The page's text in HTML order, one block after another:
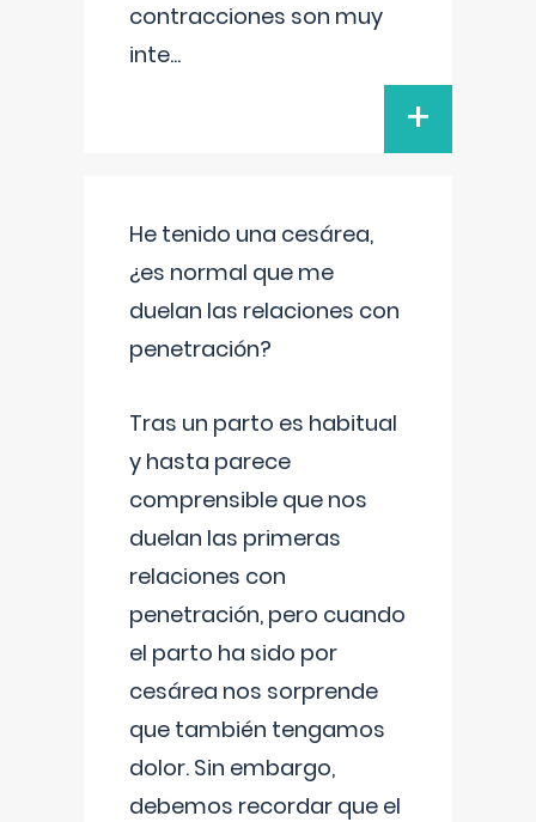
contracciones son muy
inte...
+
He tenido una cesárea,
¿es normal que me
duelan las relaciones con
penetración?
Tras un parto es habitual
y hasta parece
comprensible que nos
duelan las primeras
relaciones con
penetración, pero cuando
el parto ha sido por
cesárea nos sorprende
que también tengamos
dolor. Sin embargo,
debemos recordar que el